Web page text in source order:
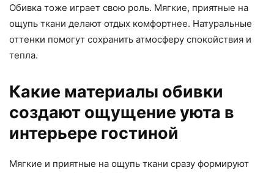
Обивка тоже играет свою роль. Мягкие, приятные на
ощупь ткани делают отдых комфортнее. Натуральные
оттенки помогут сохранить атмосферу спокойствия и
тепла.
Какие материалы обивки
создают ощущение уюта в
интерьере гостиной
Мягкие и приятные на ощупь ткани сразу формируют